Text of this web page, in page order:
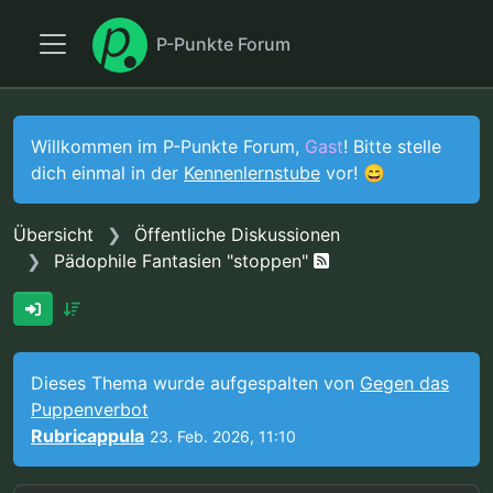
P-Punkte Forum
Willkommen im P-Punkte Forum, Gast! Bitte stelle
dich einmal in der Kennenlernstube vor! 😄
Übersicht
Öffentliche Diskussionen
Pädophile Fantasien "stoppen"
Dieses Thema wurde aufgespalten von Gegen das
Puppenverbot
Rubricappula 23. Feb. 2026, 11:10